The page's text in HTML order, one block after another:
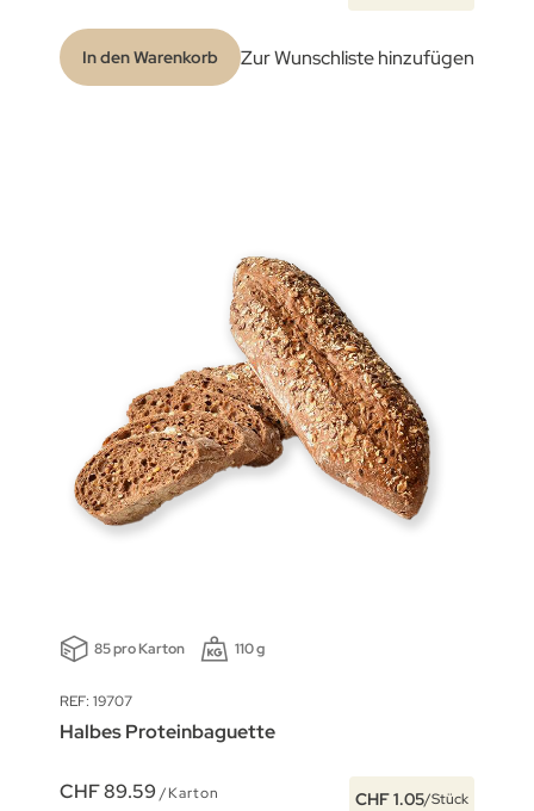
In den Warenkorb Zur Wunschliste hinzufügen
85 pro Karton 110 g
REF: 19707
Halbes Proteinbaguette
CHF 89.59 /Karton CHF 1.05/Stück